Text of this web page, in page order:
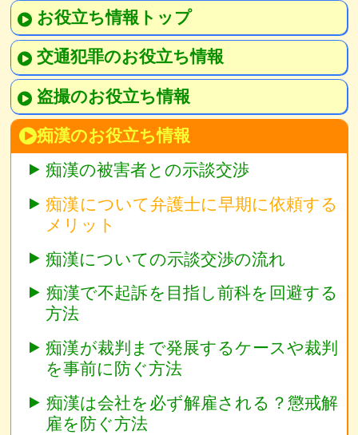
お役立ち情報トップ
交通犯罪のお役立ち情報
盗撮のお役立ち情報
痴漢のお役立ち情報
痴漢の被害者との示談交渉
痴漢について弁護士に早期に依頼する
メリット
痴漢についての示談交渉の流れ
痴漢で不起訴を目指し前科を回避する
方法
痴漢が裁判まで発展するケースや裁判
を事前に防ぐ方法
痴漢は会社を必ず解雇される？懲戒解
雇を防ぐ方法